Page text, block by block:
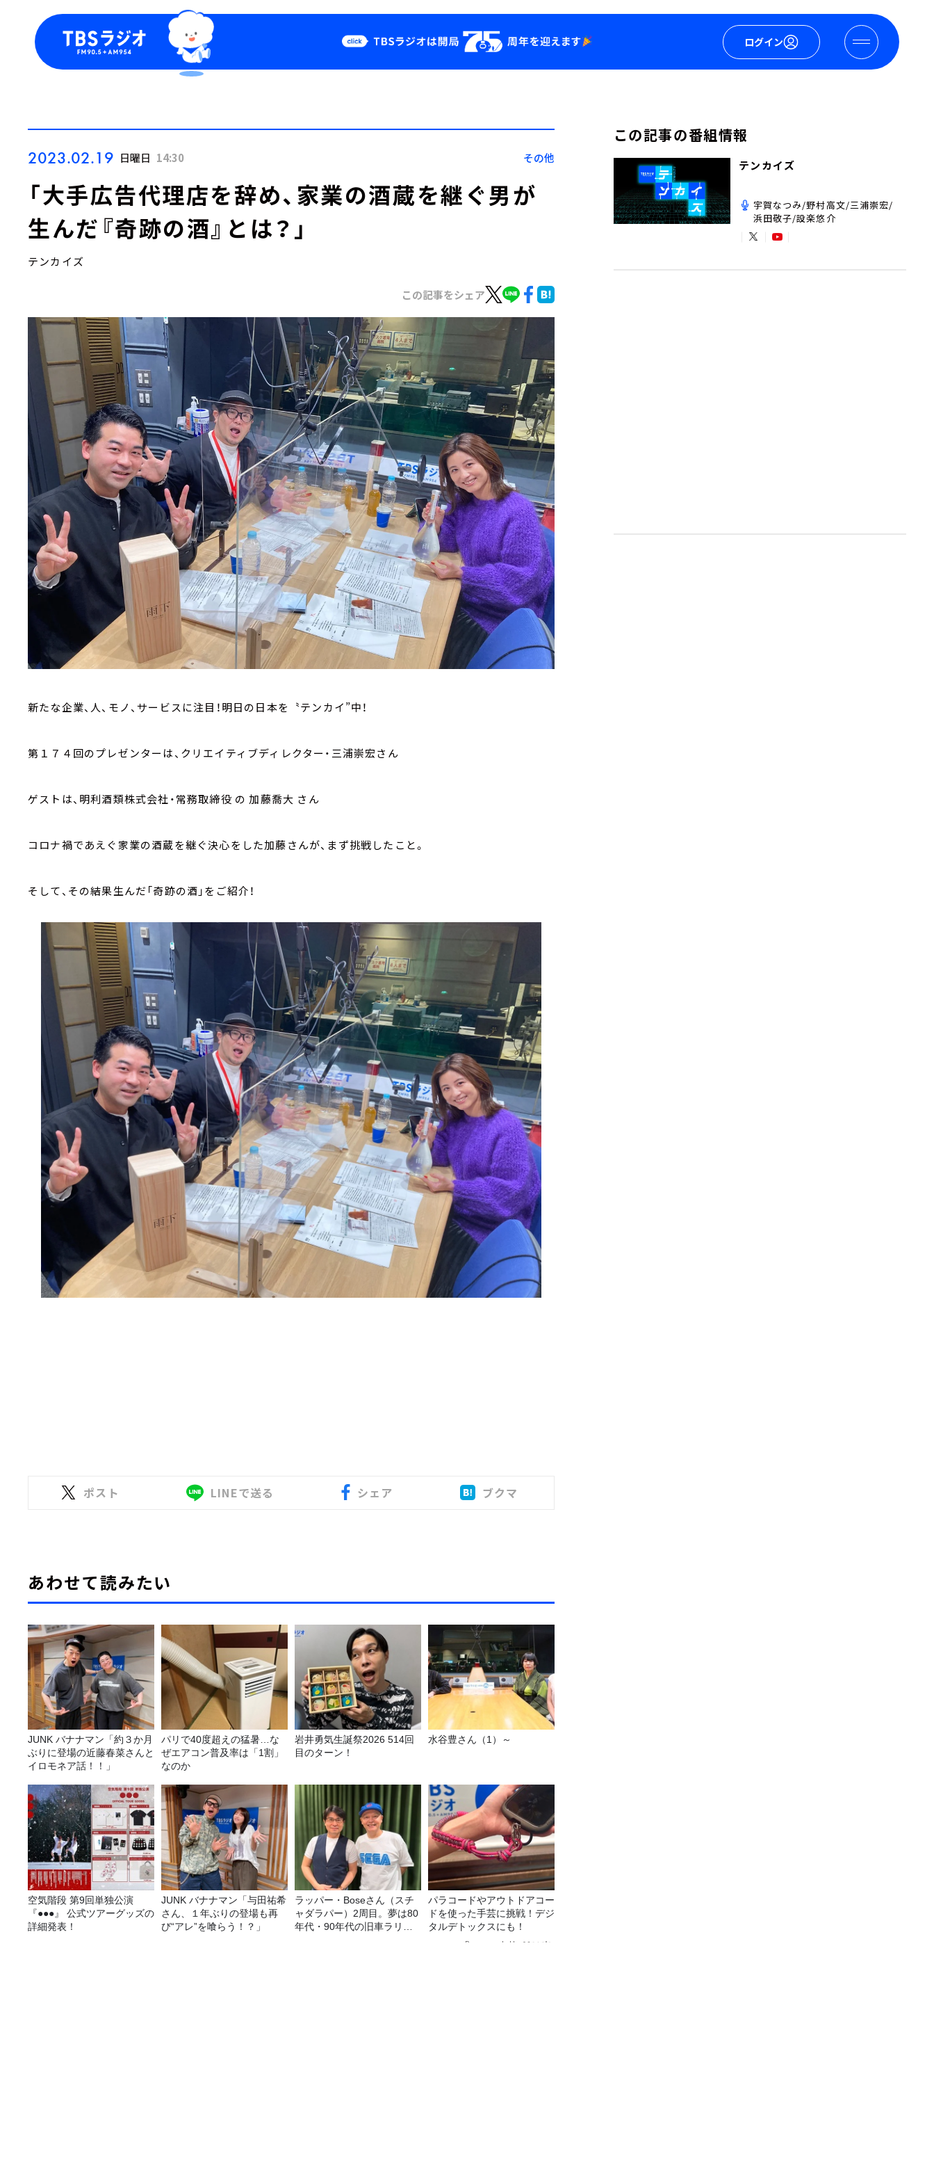
ログイン
Podcast
YouTube
2023.02.19 日曜日 14:30 その他
「大手広告代理店を辞め、家業の酒蔵を継ぐ男が
生んだ『奇跡の酒』とは？」
テンカイズ
この記事をシェア
新たな企業、人、モノ、サービスに注目！明日の日本を〝テンカイ”中！
第１７４回のプレゼンターは、クリエイティブディレクター・三浦崇宏さん
ゲストは、明利酒類株式会社・常務取締役 の 加藤喬大 さん
コロナ禍であえぐ家業の酒蔵を継ぐ決心をした加藤さんが、まず挑戦したこと。
そして、その結果生んだ「奇跡の酒」をご紹介！
ポスト LINEで送る シェア ブクマ
あわせて読みたい
JUNK バナナマン「約３か月
ぶりに登場の近藤春菜さんと
イロモネア話！！」
パリで40度超えの猛暑…な
ぜエアコン普及率は「1割」
なのか
岩井勇気生誕祭2026 514回
目のターン！
水谷豊さん（1）～
空気階段 第9回単独公演
『●●●』 公式ツアーグッズの
詳細発表！
JUNK バナナマン「与田祐希
さん、１年ぶりの登場も再
び“アレ”を喰らう！？」
ラッパー・Boseさん（スチ
ャダラパー）2周目。夢は80
年代・90年代の旧車ラリ
パラコードやアウトドアコー
ドを使った手芸に挑戦！デジ
タルデトックスにも！
Recommended by
この記事の番組情報
テンカイズ
宇賀なつみ/野村高文/三浦崇宏/
浜田敬子/設楽悠介